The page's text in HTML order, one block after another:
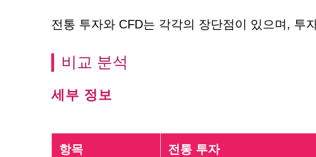
전통 투자와 CFD는 각각의 장단점이 있으며, 투
비교 분석
세부 정보
항목 전통 투자